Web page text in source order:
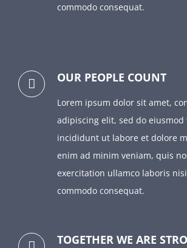
commodo consequat.
OUR PEOPLE COUNT
Lorem ipsum dolor sit amet,
adipiscing elit, sed do eiusmod
incididunt ut labore et dolore
enim ad minim veniam, quis
exercitation ullamco laboris
commodo consequat.
TOGETHER WE ARE